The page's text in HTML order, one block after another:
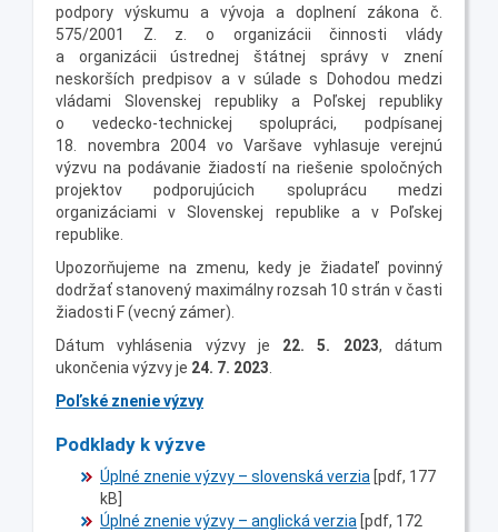
podpory výskumu a vývoja a doplnení zákona č.
575/2001 Z. z. o organizácii činnosti vlády
a organizácii ústrednej štátnej správy v znení
neskorších predpisov a v súlade s Dohodou medzi
vládami Slovenskej republiky a Poľskej republiky
o vedecko-technickej spolupráci, podpísanej
18. novembra 2004 vo Varšave vyhlasuje verejnú
výzvu na podávanie žiadostí na riešenie spoločných
projektov podporujúcich spoluprácu medzi
organizáciami v Slovenskej republike a v Poľskej
republike.
Upozorňujeme na zmenu, kedy je žiadateľ povinný
dodržať stanovený maximálny rozsah 10 strán v časti
žiadosti F (vecný zámer).
Dátum vyhlásenia výzvy je 22. 5. 2023, dátum
ukončenia výzvy je 24. 7. 2023
Poľské znenie výzvy
Podklady k výzve
Úplné znenie výzvy – slovenská verzia [pdf, 177
kB]
Úplné znenie výzvy – anglická verzia [pdf, 172